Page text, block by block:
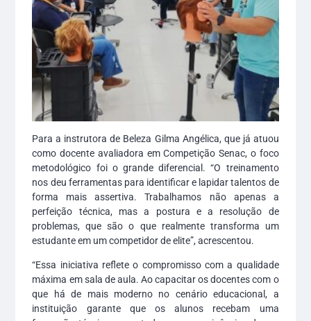
Para a instrutora de Beleza Gilma Angélica, que já atuou
como docente avaliadora em Competição Senac, o foco
metodológico foi o grande diferencial. “O treinamento
nos deu ferramentas para identificar e lapidar talentos de
forma mais assertiva. Trabalhamos não apenas a
perfeição técnica, mas a postura e a resolução de
problemas, que são o que realmente transforma um
estudante em um competidor de elite”, acrescentou.
“Essa iniciativa reflete o compromisso com a qualidade
máxima em sala de aula. Ao capacitar os docentes com o
que há de mais moderno no cenário educacional, a
instituição garante que os alunos recebam uma